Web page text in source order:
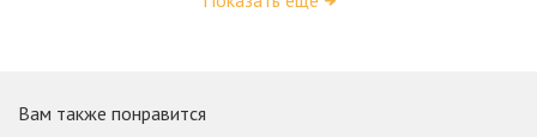
Вам также понравится